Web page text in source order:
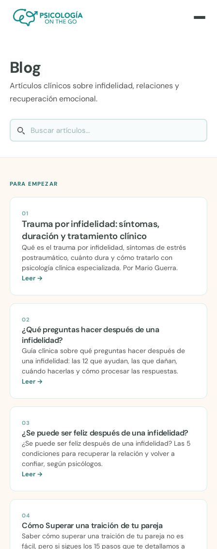
Blog
Artículos clínicos sobre infidelidad, relaciones y
recuperación emocional.
PARA EMPEZAR
01
Trauma por infidelidad: síntomas,
duración y tratamiento clínico
Qué es el trauma por infidelidad, síntomas de estrés
postraumático, cuánto dura y cómo tratarlo con
psicología clínica especializada. Por Mario Guerra.
Leer →
02
¿Qué preguntas hacer después de una
infidelidad?
Guía clínica sobre qué preguntas hacer después de
una infidelidad: las 12 que ayudan, las que dañan,
cuándo hacerlas y cómo procesar las respuestas.
Leer →
03
¿Se puede ser feliz después de una infidelidad?
¿Se puede ser feliz después de una infidelidad? Las 5
condiciones para recuperar la relación y volver a
confiar, según psicólogos.
Leer →
04
Cómo Superar una traición de tu pareja
Saber cómo superar una traición de tu pareja no es
fácil, pero si sigues los 15 pasos que te detallamos a